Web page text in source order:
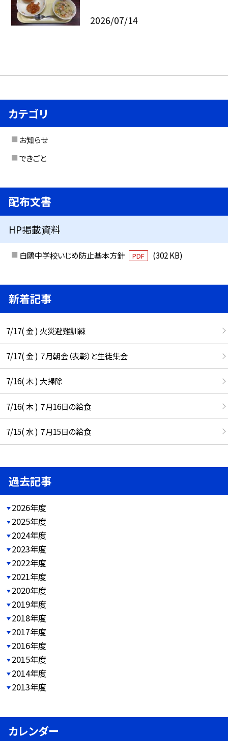
2026/07/14
カテゴリ
お知らせ
できごと
配布文書
HP掲載資料
白鷗中学校いじめ防止基本方針 PDF (302 KB)
新着記事
7/17( 金 ) 火災避難訓練
7/17( 金 ) ７月朝会（表彰）と生徒集会
7/16( 木 ) 大掃除
7/16( 木 ) ７月16日の給食
7/15( 水 ) ７月15日の給食
過去記事
2026年度
2025年度
2024年度
2023年度
2022年度
2021年度
2020年度
2019年度
2018年度
2017年度
2016年度
2015年度
2014年度
2013年度
カレンダー